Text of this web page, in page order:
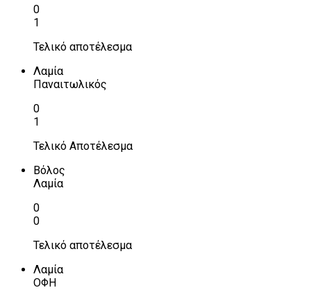
0
1
Τελικό αποτέλεσμα
Λαμία
Παναιτωλικός
0
1
Τελικό Αποτέλεσμα
Βόλος
Λαμία
0
0
Τελικό αποτέλεσμα
Λαμία
ΟΦΗ